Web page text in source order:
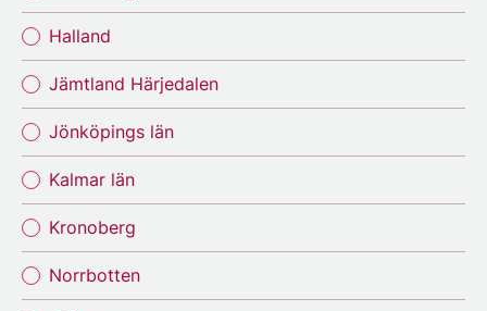
Halland
Jämtland Härjedalen
Jönköpings län
Kalmar län
Kronoberg
Norrbotten